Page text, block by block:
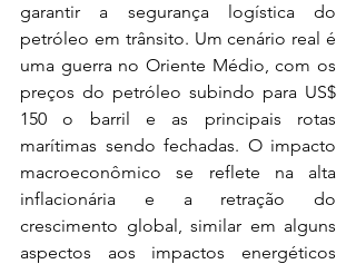
garantir a segurança logística do
petróleo em trânsito. Um cenário real é
uma guerra no Oriente Médio, com os
preços do petróleo subindo para US$
150 o barril e as principais rotas
marítimas sendo fechadas. O impacto
macroeconômico se reflete na alta
inflacionária e a retração do
crescimento global, similar em alguns
aspectos aos impactos energéticos